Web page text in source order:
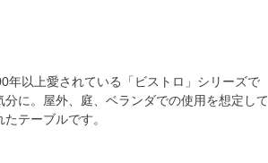
年以上愛されている「ビストロ」シリーズで
に。屋外、庭、ベランダでの使用を想定して
テーブルです。